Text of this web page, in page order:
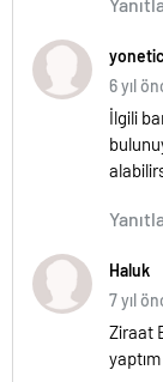
6 yıl
İlgili
Haluk
7 yıl
Ziraat